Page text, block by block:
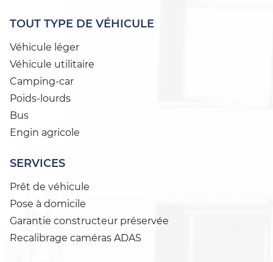
TOUT TYPE DE VÉHICULE
Véhicule léger
Véhicule utilitaire
Camping-car
Poids-lourds
Bus
Engin agricole
SERVICES
Prêt de véhicule
Pose à domicile
Garantie constructeur préservée
Recalibrage caméras ADAS